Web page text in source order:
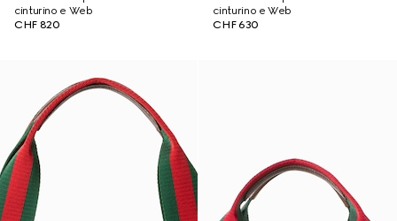
cinturino e Web
CHF 820
cinturino e Web
CHF 630